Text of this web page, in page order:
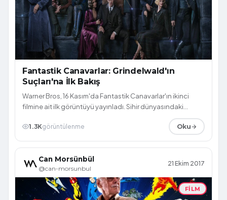
Fantastik Canavarlar: Grindelwald'ın
Suçları'na İlk Bakış
Warner Bros, 16 Kasım'da Fantastik Canavarlar'ın ikinci
filmine ait ilk görüntüyü yayınladı. Sihir dünyasındaki
1.3Kgörüntülenme Oku
Can Morsünbül
@can-morsunbul
21 Ekim 2017
FILM